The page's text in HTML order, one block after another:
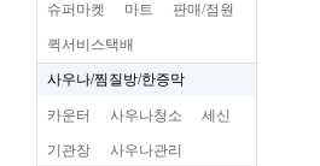
슈퍼마켓 마트 판매/점원
퀵서비스택배
사우나/찜질방/한증막
카운터 사우나청소 세신
기관장 사우나관리